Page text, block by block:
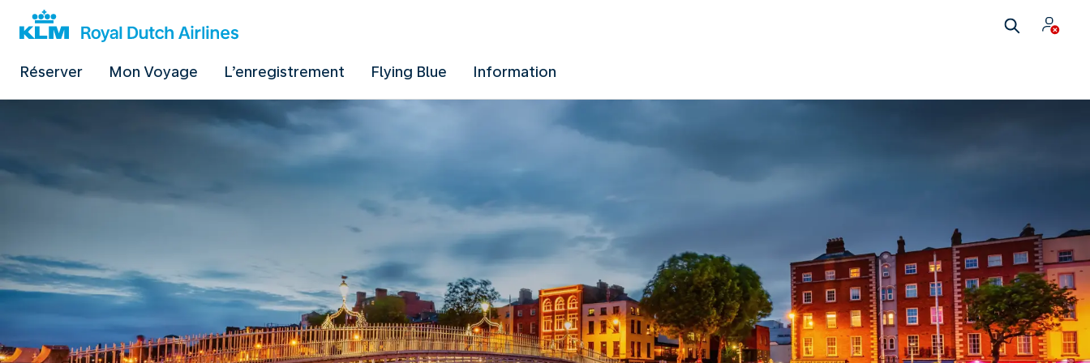
Réserver Mon Voyage L’enregistrement Flying Blue Information